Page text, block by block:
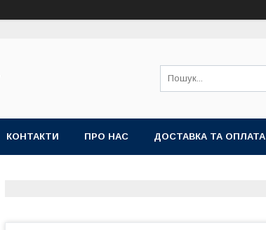
КОНТАКТИ ПРО НАС ДОСТАВКА ТА ОПЛАТА